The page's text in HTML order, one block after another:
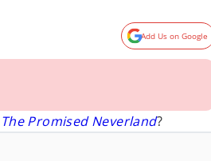
Add Us on Google
The Promised Neverland?